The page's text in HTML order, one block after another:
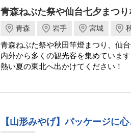
青森ねぶた祭や仙台七夕まつ
青森 岩手 宮城
青森ねぶた祭や秋田竿燈まつり、仙
内外から多くの観光客を集めていま
熱い夏の東北へ出かけてください！
【山形みやげ】パッケージに